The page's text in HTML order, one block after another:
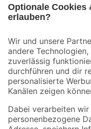
Der toom Newsletter: Keine
Zur Newsletter
Folge uns